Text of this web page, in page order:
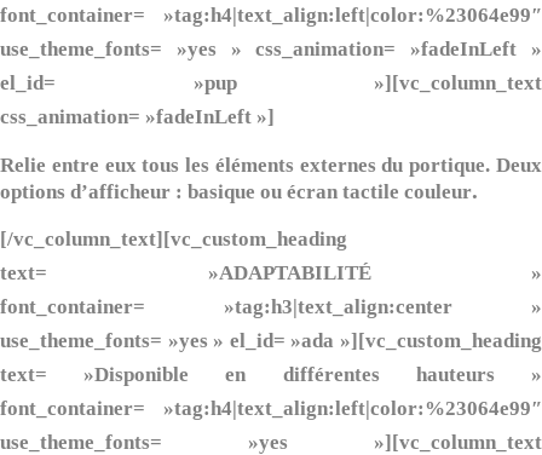
font_container= »tag:h4|text_align:left|color:%23064e99″
use_theme_fonts= »yes » css_animation= »fadeInLeft »
el_id= »pup »][vc_column_text
css_animation= »fadeInLeft »]
Relie entre eux tous les éléments externes du portique. Deux
options d’afficheur : basique ou écran tactile couleur.
[/vc_column_text][vc_custom_heading
text= »ADAPTABILITÉ »
font_container= »tag:h3|text_align:center »
use_theme_fonts= »yes » el_id= »ada »][vc_custom_heading
text= »Disponible en différentes hauteurs »
font_container= »tag:h4|text_align:left|color:%23064e99″
use_theme_fonts= »yes »][vc_column_text